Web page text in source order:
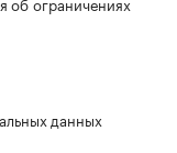
данных